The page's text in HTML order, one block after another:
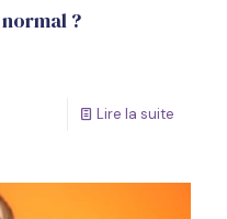
?
Lire la suite